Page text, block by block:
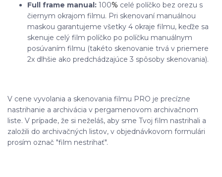
Full frame manual: 100% celé políčko bez orezu s
čiernym okrajom filmu. Pri skenovaní manuálnou
maskou garantujeme všetky 4 okraje filmu, keďže sa
skenuje celý film políčko po políčku manuálnym
posúvaním filmu (takéto skenovanie trvá v priemere
2x dlhšie ako predchádzajúce 3 spôsoby skenovania).
V cene vyvolania a skenovania filmu PRO je precízne
nastrihanie a archivácia v pergamenovom archivačnom
liste. V prípade, že si neželáš, aby sme Tvoj film nastrihali a
založili do archivačných listov, v objednávkovom formulári
prosím označ "film nestrihať".